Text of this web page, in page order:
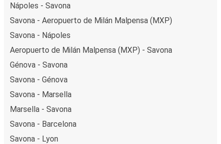
Nápoles - Savona
Savona - Aeropuerto de Milán Malpensa (MXP)
Savona - Nápoles
Aeropuerto de Milán Malpensa (MXP) - Savona
Génova - Savona
Savona - Génova
Savona - Marsella
Marsella - Savona
Savona - Barcelona
Savona - Lyon